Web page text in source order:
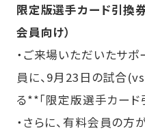
限定版選手カード引換
会員向け）
・ご来場いただいたサ
員に、9月23日の試合
る**「限定版選手カード
・さらに、有料会員の